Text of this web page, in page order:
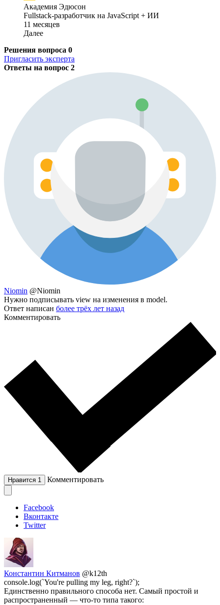
Академия Эдюсон
Fullstack-разработчик на JavaScript + ИИ
11 месяцев
Далее
Решения вопроса 0
Пригласить эксперта
Ответы на вопрос 2
Niomin @Niomin
Нужно подписывать view на изменения в model.
Ответ написан более трёх лет назад
Комментировать
Нравится 1 Комментировать
Facebook
Вконтакте
Twitter
Константин Китманов @k12th
console.log(`You're pulling my leg, right?`);
Единственно правильного способа нет. Самый простой и
распространенный — что-то типа такого: